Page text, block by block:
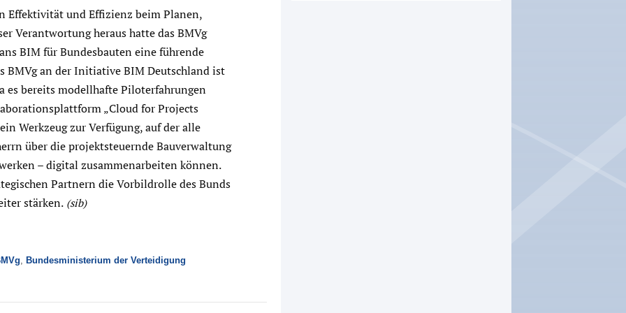
Effektivität und Effizienz beim Planen,
Verantwortung heraus hatte das BMVg
BIM für Bundesbauten eine führende
BMVg an der Initiative BIM Deutschland ist
bereits modellhafte Piloterfahrungen
„Cloud for Projects
Werkzeug zur Verfügung, auf der alle
über die projektsteuernde Bauverwaltung
– digital zusammenarbeiten können.
Partnern die Vorbildrolle des Bunds
stärken. (sib)
Bundesministerium der Verteidigung